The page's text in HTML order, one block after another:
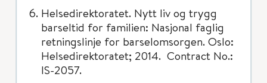
Helsedirektoratet. Nytt liv og trygg
barseltid for familien: Nasjonal faglig
retningslinje for barselomsorgen. Oslo:
Helsedirektoratet; 2014. Contract No.:
IS-2057.